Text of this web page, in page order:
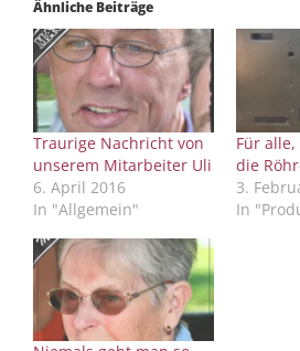
Ähnliche Beiträge
Traurige Nachricht von
unserem Mitarbeiter Uli
6. April 2016
In "Allgemein"
Für
die
3.
In